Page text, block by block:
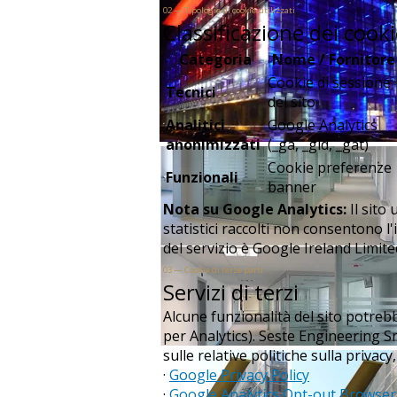
02 — Tipologie di cookie utilizzati
Classificazione dei
Categoria Nome / Fornitore
Tecnici
Cookie di sessione
del sito
Analitici
anonimizzati
Google Analytics
(_ga, _gid, _gat)
Funzionali
Cookie preferenze
banner
Nota su Google Analytics: Il sito
statistici raccolti non consentono
del servizio è Google Ireland
03 — Cookie di terze parti
Servizi di terzi
Alcune funzionalità del sito
per Analytics). Seste Engineering
sulle relative politiche sulla
· Google Privacy Policy